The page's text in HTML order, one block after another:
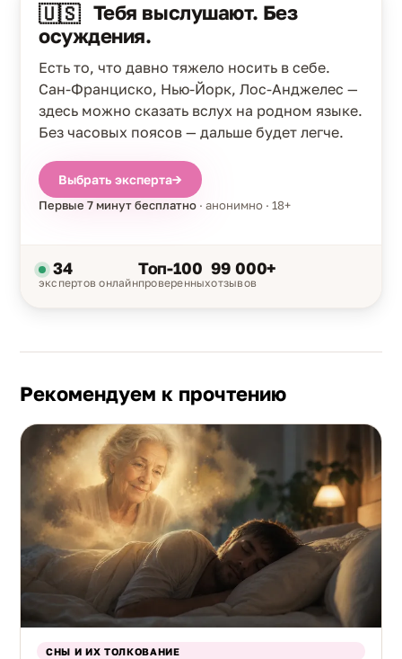
🇺🇸 Тебя выслушают. Без
осуждения.
Есть то, что давно тяжело носить в себе.
Сан-Франциско, Нью-Йорк, Лос-Анджелес —
здесь можно сказать вслух на родном языке.
Без часовых поясов — дальше будет легче.
Выбрать эксперта→
Первые 7 минут бесплатно · анонимно · 18+
34
экспертов онлайн
Топ-100
проверенных
99 000+
отзывов
Рекомендуем к прочтению
СНЫ И ИХ ТОЛКОВАНИЕ